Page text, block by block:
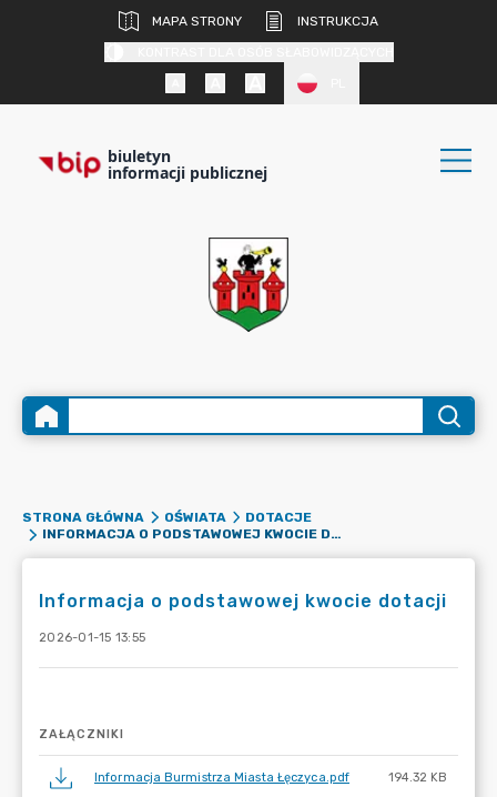
MAPA STRONY
INSTRUKCJA
biuletyn
informacji publicznej
STRONA GŁÓWNA OŚWIATA
DOTACJE
INFORMACJA O PODSTAWOWEJ KWOCIE DOTACJI
Informacja o podstawowej kwocie dotacji
2026-01-15 13:55
ZAŁĄCZNIKI
Informacja Burmistrza Miasta Łęczyca.pdf 194.32 KB